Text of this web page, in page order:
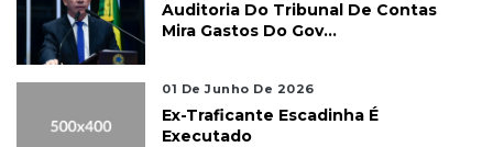
Auditoria Do Tribunal De Contas
Mira Gastos Do Gov...
01 De Junho De 2026
Ex-Traficante Escadinha É
Executado